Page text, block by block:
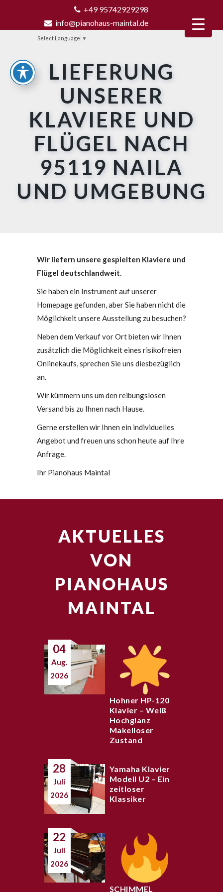
+49 95742929298
info@pianohaus-maintal.de
Select Language ▼
LIEFERUNG
UNSERER
KLAVIERE UND
FLÜGEL NACH
95119 NAILA
UND UMGEBUNG
Wir liefern unsere gespielten Klaviere und
Flügel deutschlandweit.
Sie haben ein Instrument auf unserer
Homepage gefunden, aber Sie haben nicht die
Möglichkeit unsere Ausstellung zu besuchen?
Neben dem Verkauf vor Ort bieten wir Ihnen
zusätzlich die Möglichkeit eines risikofreien
Onlinekaufs, sprechen Sie uns diesbezüglich
an.
Wir kümmern uns um den reibungslosen
Versand bis zu Ihnen nach Hause.
Gerne erstellen wir Ihnen ein individuelles
Angebot und freuen uns schon heute auf Ihre
Anfrage.
Ihr Pianohaus Maintal
AKTUELLES
VON
PIANOHAUS
MAINTAL
04
Aug.
2026
Hohner HP-120
Klavier – Weiß
Hochglanz
Makelloser
Zustand
28
Juli
2026
Yamaha Klavier
Modell U2 – Ein
zeitloser
Klassiker
22
Juli
2026
SCHIMMEL